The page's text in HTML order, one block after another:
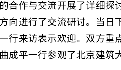
合作与交流开展了详细探
进行了交流研讨。当日
行来访表示欢迎。双方重
平一行参观了北京建筑